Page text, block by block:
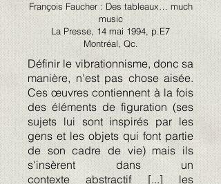
François Faucher : Des tableaux… much
music
La Presse, 14 mai 1994, p.E7
Montréal, Qc.
Définir le vibrationnisme, doncsa
manière, n'est pas chose aisée.
Ces œuvres contiennent à la fois
des éléments de figuration (ses
sujets lui sont inspirés par les
gens et les objets qui font partie
de son cadre de vie) mais ils
s'insèrent dans un
contexteabstractif [...] les